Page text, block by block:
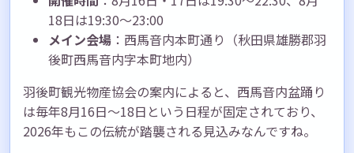
18日は19:30～23:00
メイン会場 ：西馬音内本町通り（秋田県雄勝郡羽
後町西馬音内字本町地内）
羽後町観光物産協会の案内によると、西馬音内盆踊り
は毎年8月16日～18日という日程が固定されており、
2026年もこの伝統が踏襲される見込みなんですね。